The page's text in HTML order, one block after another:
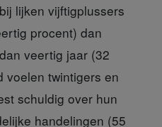
lijken vijftigplussers
procent) dan
veertig jaar (32
voelen twintigers en
schuldig over hun
handelingen (55